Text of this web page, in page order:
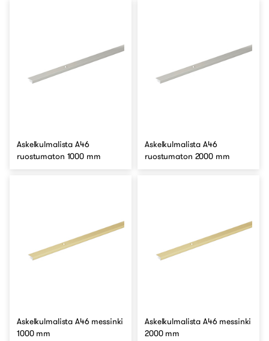
Askelkulmalista A46
ruostumaton 1000 mm
Askelkulmalista A46
ruostumaton 2000 mm
Askelkulmalista A46 messinki
1000 mm
Askelkulmalista A46 messinki
2000 mm